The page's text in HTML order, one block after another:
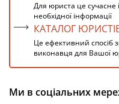
Для юриста це
необхідної інформації
КАТАЛОГ
Це ефективний спосіб
виконавця для Вашої
Ми в соціальних